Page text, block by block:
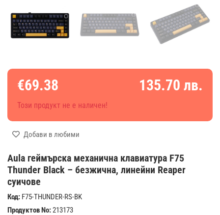
Aula геймърска механична клавиатура F75
Thunder Black – безжична, линейни Reaper
суичове
Код: F75-THUNDER-RS-BK
Продуктов No:213173
€69.38 135.70 лв.
Този продукт не е наличен!
Добави в любими